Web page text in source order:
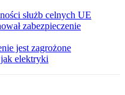
służb celnych UE
zabezpieczenie
jest zagrożone
elektryki